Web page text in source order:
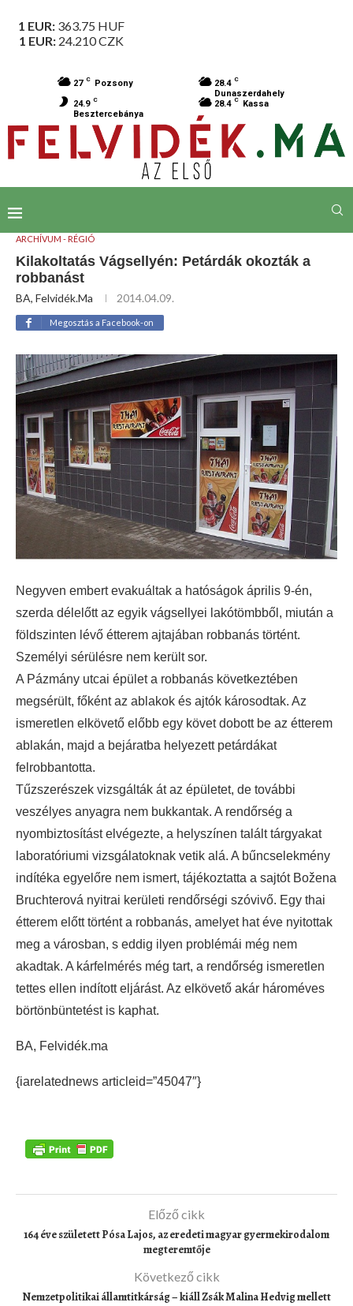
1 EUR: 363.75 HUF
1 EUR: 24.210CZK
27 C Pozsony 28.4 C
Dunaszerdahely
24.9 C
Besztercebánya
28.4 C Kassa
ARCHÍVUM - RÉGIÓ
Kilakoltatás Vágsellyén: Petárdák okozták a
robbanást
BA, Felvidék.ma 2014.04.09.
Megosztás a Facebook-on
Negyven embert evakuáltak a hatóságok április 9-én,
szerda délelőtt az egyik vágsellyei lakótömbből, miután a
földszinten lévő étterem ajtajában robbanás történt.
Személyi sérülésre nem került sor.
A Pázmány utcai épület a robbanás következtében
megsérült, főként az ablakok és ajtók károsodtak. Az
ismeretlen elkövető előbb egy követ dobott be az étterem
ablakán, majd a bejáratba helyezett petárdákat
felrobbantotta.
Tűzszerészek vizsgálták át az épületet, de további
veszélyes anyagra nem bukkantak. A rendőrség a
nyombiztosítást elvégezte, a helyszínen talált tárgyakat
laboratóriumi vizsgálatoknak vetik alá. A bűncselekmény
indítéka egyelőre nem ismert, tájékoztatta a sajtót Božena
Bruchterová nyitrai kerületi rendőrségi szóvivő. Egy thai
étterem előtt történt a robbanás, amelyet hat éve nyitottak
meg a városban, s eddig ilyen problémái még nem
akadtak. A kárfelmérés még tart, a rendőrség ismeretlen
tettes ellen indított eljárást. Az elkövető akár hároméves
börtönbüntetést is kaphat.
BA, Felvidék.ma
{iarelatednews articleid=”45047″}
Előző cikk
164 éve született Pósa Lajos, az eredeti magyar gyermekirodalom
megteremtője
Következő cikk
Nemzetpolitikai államtitkárság – kiáll Zsák Malina Hedvig mellett